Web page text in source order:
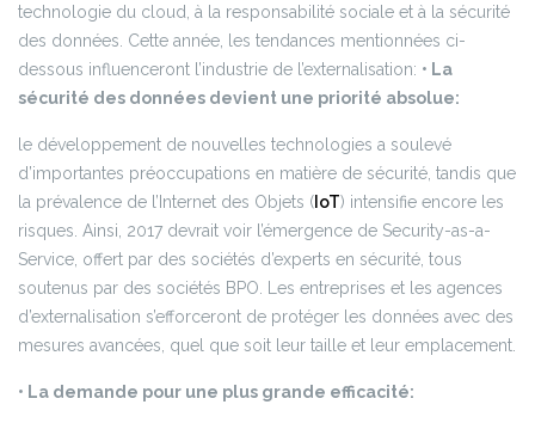
technologie du cloud, à la responsabilité sociale et à la sécurité
des données. Cette année, les tendances mentionnées ci-
dessous influenceront l’industrie de l’externalisation: • La
sécurité des données devient une priorité absolue:
le développement de nouvelles technologies a soulevé
d’importantes préoccupations en matière de sécurité, tandis que
la prévalence de l’Internet des Objets ( IoT) intensifie encore les
risques. Ainsi, 2017 devrait voir l’émergence de Security-as-a-
Service, offert par des sociétés d’experts en sécurité, tous
soutenus par des sociétés BPO. Les entreprises et les agences
d’externalisation s’efforceront de protéger les données avec des
mesures avancées, quel que soit leur taille et leur emplacement.
• La demande pour une plus grande efficacité: